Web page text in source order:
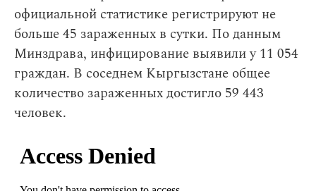
официальной статистике регистрируют не
больше 45 зараженных в сутки. По данным
Минздрава, инфицирование выявили у 11 054
граждан. В соседнем Кыргызстане общее
количество зараженных достигло 59 443
человек.